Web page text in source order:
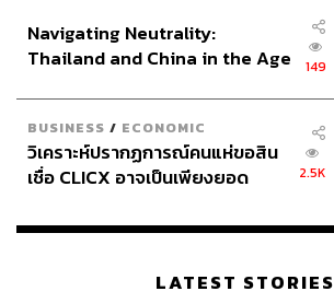
Navigating Neutrality:
Thailand and China in the Age
149
BUSINESS / ECONOMIC
วิเคราะห์ปรากฏการณ์คนแห่ขอสิน
เชื่อ CLICX อาจเป็นเพียงยอด
เรือนไทยที่ถูกซุกไว้
2.5K
LATEST STORIES